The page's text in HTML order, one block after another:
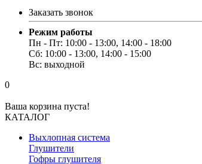
Заказать звонок
Режим работы
Пн - Пт: 10:00 - 13:00, 14:00 - 18:00
Сб: 10:00 - 13:00, 14:00 - 15:00
Вс: выходной
0
Ваша корзина пуста!
КАТАЛОГ
Выхлопная система
Глушители
Гофры глушителя